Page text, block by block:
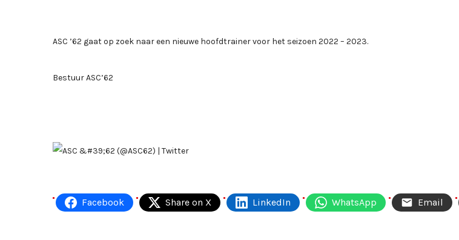
ASC ’62 gaat op zoek naar een nieuwe hoofdtrainer voor het seizoen 2022 – 2023.
Bestuur ASC’62
Facebook Share on X LinkedIn WhatsApp Email